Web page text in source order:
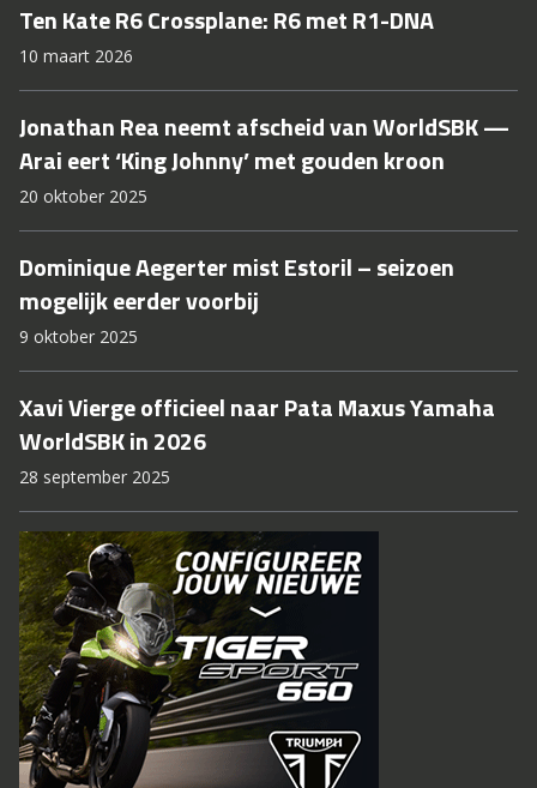
Ten Kate R6 Crossplane: R6 met R1-DNA
10 maart 2026
Jonathan Rea neemt afscheid van WorldSBK —
Arai eert ‘King Johnny’ met gouden kroon
20 oktober 2025
Dominique Aegerter mist Estoril – seizoen
mogelijk eerder voorbij
9 oktober 2025
Xavi Vierge officieel naar Pata Maxus Yamaha
WorldSBK in 2026
28 september 2025